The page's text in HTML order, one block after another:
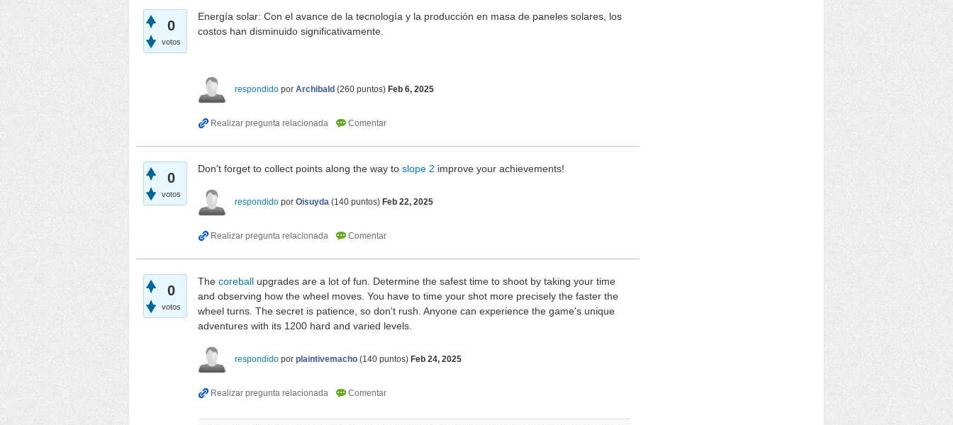
0
votos
Energía solar: Con el avance de la tecnología y la producción en masa de paneles solares, los
costos han disminuido significativamente.
respondido por Archibald (260 puntos) Feb 6, 2025
0
votos
Don't forget to collect points along the way to slope 2 improve your achievements!
respondido por Oisuyda (140 puntos) Feb 22, 2025
0
votos
The coreball upgrades are a lot of fun. Determine the safest time to shoot by taking your time
and observing how the wheel moves. You have to time your shot more precisely the faster the
wheel turns. The secret is patience, so don't rush. Anyone can experience the game's unique
adventures with its 1200 hard and varied levels.
respondido por plaintivemacho (140 puntos) Feb 24, 2025